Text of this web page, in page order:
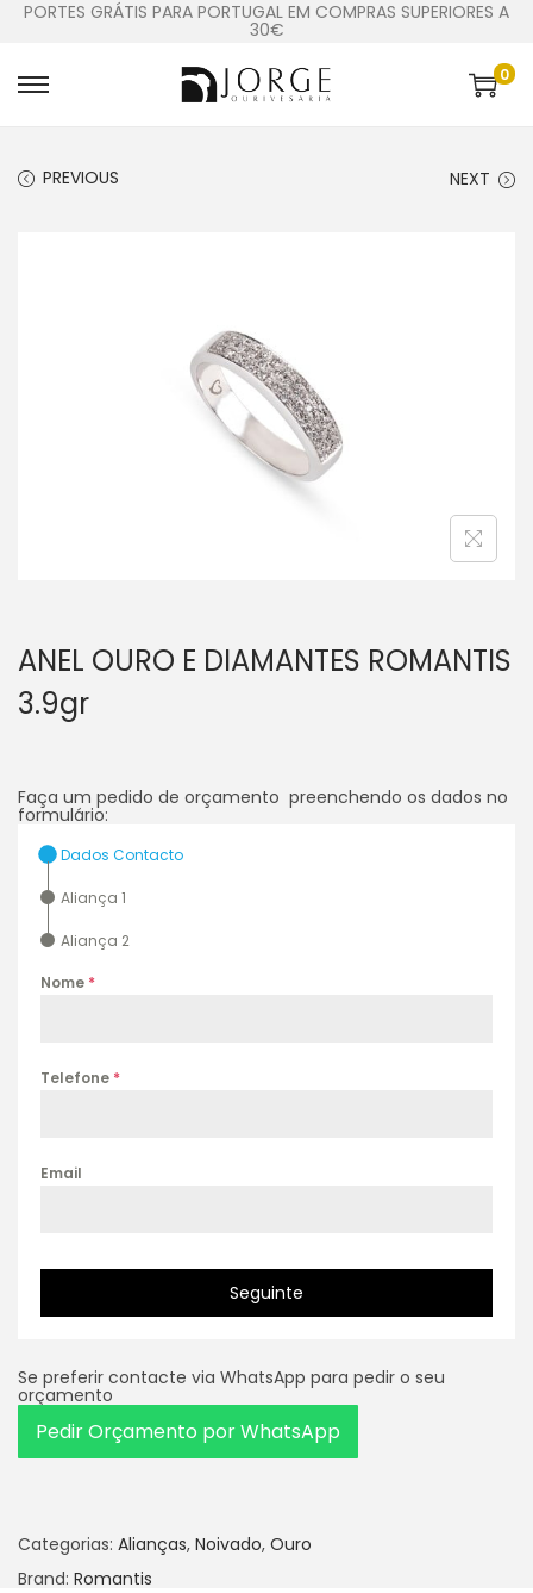
PORTES GRÁTIS PARA PORTUGAL EM COMPRAS SUPERIORES A
30€
0
PREVIOUS NEXT
ANEL OURO E DIAMANTES ROMANTIS
3.9gr
Faça um pedido de orçamento preenchendo os dados no
formulário:
Dados Contacto
Aliança 1
Aliança 2
Nome *
Telefone *
Email
Seguinte
Se preferir contacte via WhatsApp para pedir o seu
orçamento
Pedir Orçamento por WhatsApp
Categorias: Alianças, Noivado, Ouro
Brand: Romantis